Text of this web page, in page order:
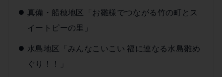
真備・船穂地区「お雛様でつながる竹の町とス
イートピーの里」
水島地区「みんなこいこい 福に連なる水島雛め
ぐり！！」